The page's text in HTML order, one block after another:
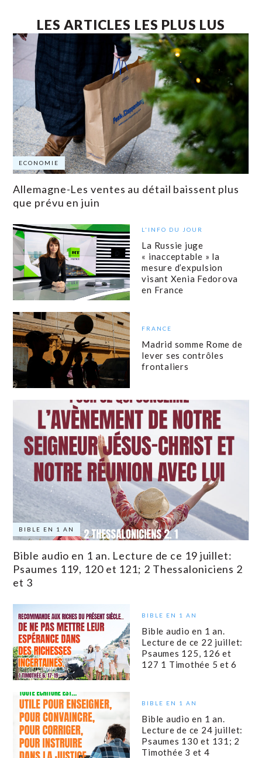
LES ARTICLES LES PLUS LUS
ECONOMIE
Allemagne-Les ventes au détail baissent plus
que prévu en juin
L'INFO DU JOUR
La Russie juge
« inacceptable » la
mesure d’expulsion
visant Xenia Fedorova
en France
FRANCE
Madrid somme Rome de
lever ses contrôles
frontaliers
BIBLE EN 1 AN
Bible audio en 1 an. Lecture de ce 19 juillet:
Psaumes 119, 120 et 121; 2 Thessaloniciens 2
et 3
BIBLE EN 1 AN
Bible audio en 1 an.
Lecture de ce 22 juillet:
Psaumes 125, 126 et
127 1 Timothée 5 et 6
BIBLE EN 1 AN
Bible audio en 1 an.
Lecture de ce 24 juillet:
Psaumes 130 et 131; 2
Timothée 3 et 4